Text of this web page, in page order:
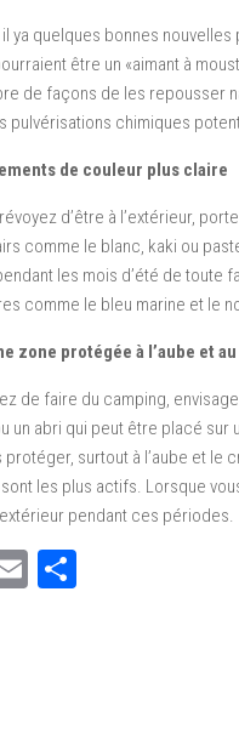
ya quelques bonnes nouvelles
être un «aimant à
de façons de les repousser
pulvérisations chimiques
de couleur plus claire
d’être à l’extérieur,
comme le blanc, kaki ou
les mois d’été de toute
comme le bleu marine et le
zone protégée à l’aube et
de faire du camping,
un abri qui peut être placé sur
protéger, surtout à l’aube et le
les plus actifs. Lorsque
pendant ces périodes.
Email